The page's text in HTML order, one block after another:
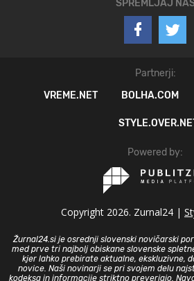
SPREMLJAJ
Partnerji:
VREME.NET
BOLHA.COM
Powered by:
Copyright 2026. Zurnal24 |
Žurnal24.si je osrednji slovenski novičarski
med prve tri najbolj obiskane slovenske
kjer lahko prebirate aktualne, ekskluzivne,
novice. Naši novinarji se pri svojem delu
kodeksa in informacije striktno preverjajo.